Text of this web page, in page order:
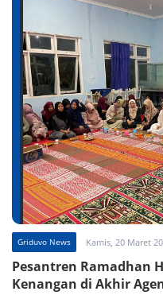
Griduvo News Kamis, 20 Maret
Pesantren Ramadhan
Kenangan di Akhir